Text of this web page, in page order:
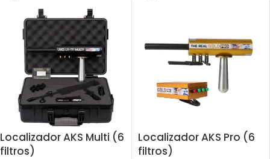
Localizador AKS Multi (6
filtros)
Localizador AKS Pro (6
filtros)